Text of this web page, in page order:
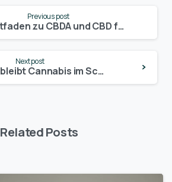
Previous post
Ihr Leitfaden zu CBDA und CBD für Angstzustände
Next post
Wie lange bleibt Cannabis im Schweiß? Alles, was du wissen musst!
Related Posts